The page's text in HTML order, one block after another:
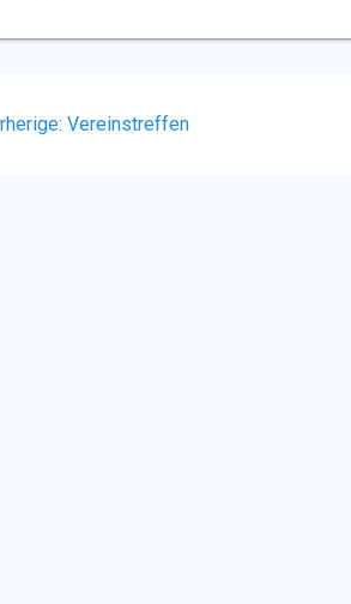
Vorheriger
Vereinstreffen